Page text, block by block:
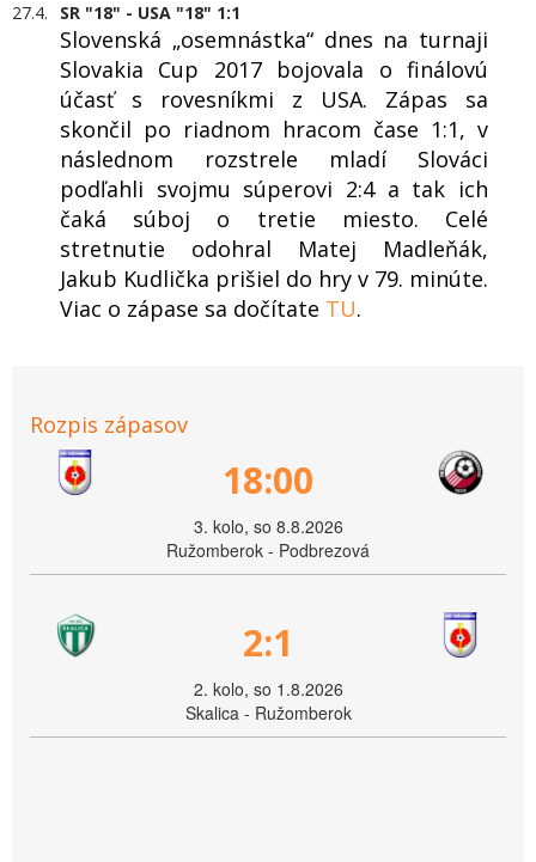
27.4. SR "18" - USA "18" 1:1
Slovenská „osemnástka“ dnes na turnaji
Slovakia Cup 2017 bojovala o finálovú
účasť s rovesníkmi z USA. Zápas sa
skončil po riadnom hracom čase 1:1, v
následnom rozstrele mladí Slováci
podľahli svojmu súperovi 2:4 a tak ich
čaká súboj o tretie miesto. Celé
stretnutie odohral Matej Madleňák,
Jakub Kudlička prišiel do hry v 79. minúte.
Viac o zápase sa dočítate TU.
Rozpis zápasov
18:00
3. kolo, so 8.8.2026
Ružomberok - Podbrezová
2:1
2. kolo, so 1.8.2026
Skalica - Ružomberok